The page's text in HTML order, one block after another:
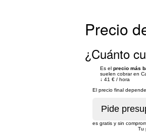
Precio
¿Cuánto
Es el precio más
suelen cobrar en
↓ 41 € / hora
El precio final
es gratis y sin
Tu